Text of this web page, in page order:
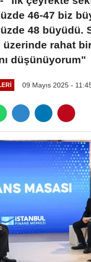
46-47 biz
48 büyüdü.
üzerinde rahat
düşünüyorum"
09 Mayıs 2025 -